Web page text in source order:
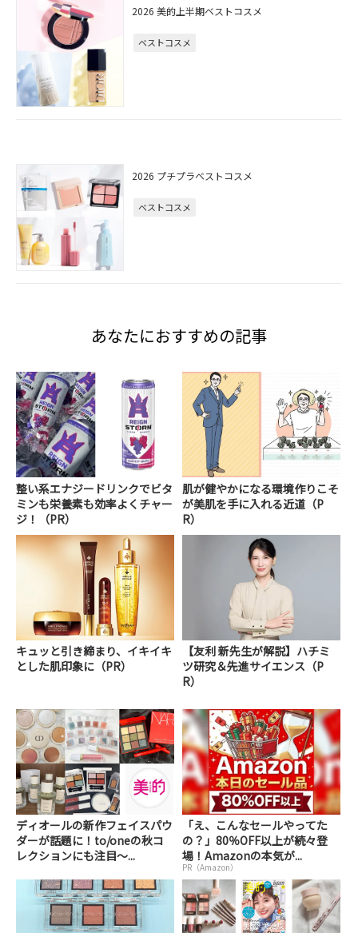
2026 美的上半期ベストコスメ
ベストコスメ
2026 プチプラベストコスメ
ベストコスメ
あなたにおすすめの記事
整い系エナジードリンクでビタ
ミンも栄養素も効率よくチャー
ジ！（PR）
肌が健やかになる環境作りこそ
が美肌を手に入れる近道（P
R）
キュッと引き締まり、イキイキ
とした肌印象に（PR）
【友利 新先生が解説】ハチミ
ツ研究＆先進サイエンス（P
R）
ディオールの新作フェイスパウ
ダーが話題に！to/oneの秋コ
レクションにも注目～...
「え、こんなセールやってた
の？」80％OFF以上が続々登
場！Amazonの本気が...
PR（Amazon）